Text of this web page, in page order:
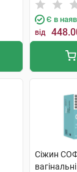
Є в
від
Сіжин